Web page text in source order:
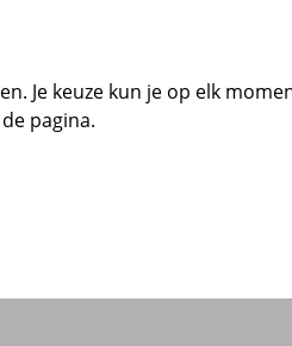
Je keuze kun je op elk
pagina.